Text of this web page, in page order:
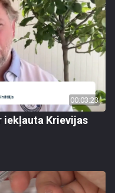
00:03:23
iekļauta Krievijas